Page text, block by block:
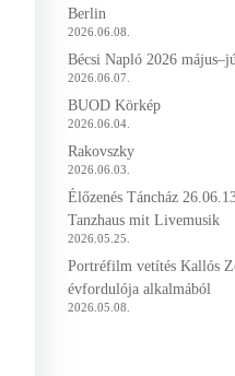
Berlin
2026.06.08.
Bécsi Napló 2026
2026.06.07.
BUOD Körkép
2026.06.04.
Rakovszky
2026.06.03.
Élőzenés Táncház
Tanzhaus mit Livemusik
2026.05.25.
Portréfilm vetítés Kallós
évfordulója alkalmából
2026.05.08.